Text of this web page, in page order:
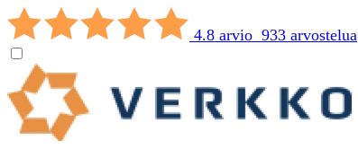
4.8 arvio 933 arvostelua